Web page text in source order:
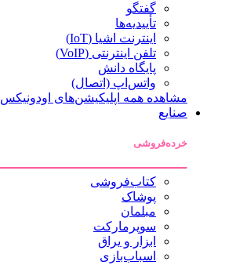
گفتگو
تأییدیه‌ها
اینترنت اشیا (IoT)
تلفن اینترنتی (VoIP)
پایگاه دانش
واتس‌اپ (اتصال)
مشاهده همه اپلیکیشن‌های اودونیکس
صنایع
خرده‌فروشی
کتاب‌فروشی
پوشاک
مبلمان
سوپرمارکت
ابزار و یراق
اسباب‌بازی